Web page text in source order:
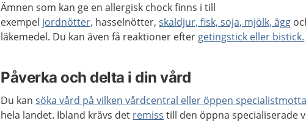
Ämnen som kan ge en allergisk chock finns i till
exempel jordnötter, hasselnötter,skaldjur, fisk, soja, mjölk, ägg
läkemedel. Du kan även få reaktioner efter getingstick eller bistick.
Påverka och delta i din vård
Du kansöka vård på vilken vårdcentral eller öppen
hela landet. Ibland krävs det remiss till den öppna specialiserade